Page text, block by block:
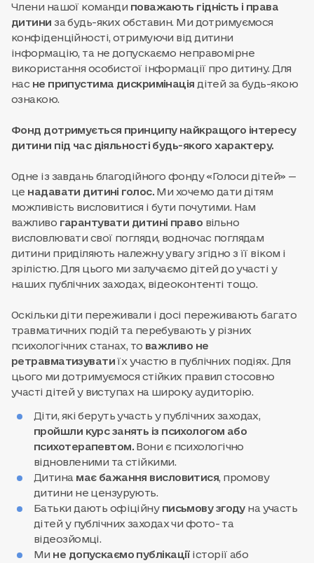
Члени нашої команди поважають гідність і права
дитини за будь-яких обставин. Ми дотримуємося
конфіденційності, отримуючи від дитини
інформацію, та не допускаємо неправомірне
використання особистої інформації про дитину. Для
нас не припустима дискримінація дітей за будь-якою
ознакою.
Фонд дотримується принципу найкращого інтересу
дитини під час діяльності будь-якого характеру.
Одне із завдань благодійного фонду «Голоси дітей» —
це надавати дитині голос. Ми хочемо дати дітям
можливість висловитися і бути почутими. Нам
важливо гарантувати дитині право вільно
висловлювати свої погляди, водночас поглядам
дитини приділяють належну увагу згідно з її віком і
зрілістю. Для цього ми залучаємо дітей до участі у
наших публічних заходах, відеоконтенті тощо.
Оскільки діти переживали і досі переживають багато
травматичних подій та перебувають у різних
психологічних станах, то важливо не
ретравматизуватиїх участю в публічних подіях. Для
цього ми дотримуємося стійких правил стосовно
участі дітей у виступах на широку аудиторію.
Діти, які беруть участь у публічних заходах,
пройшли курс занять із психологом або
психотерапевтом. Вони є психологічно
відновленими та стійкими.
Дитина має бажання висловитися, промову
дитини не цензурують.
Батьки дають офіційну письмову згоду на участь
дітей у публічних заходах чи фото- та
відеозйомці.
Ми не допускаємо публікації історії або